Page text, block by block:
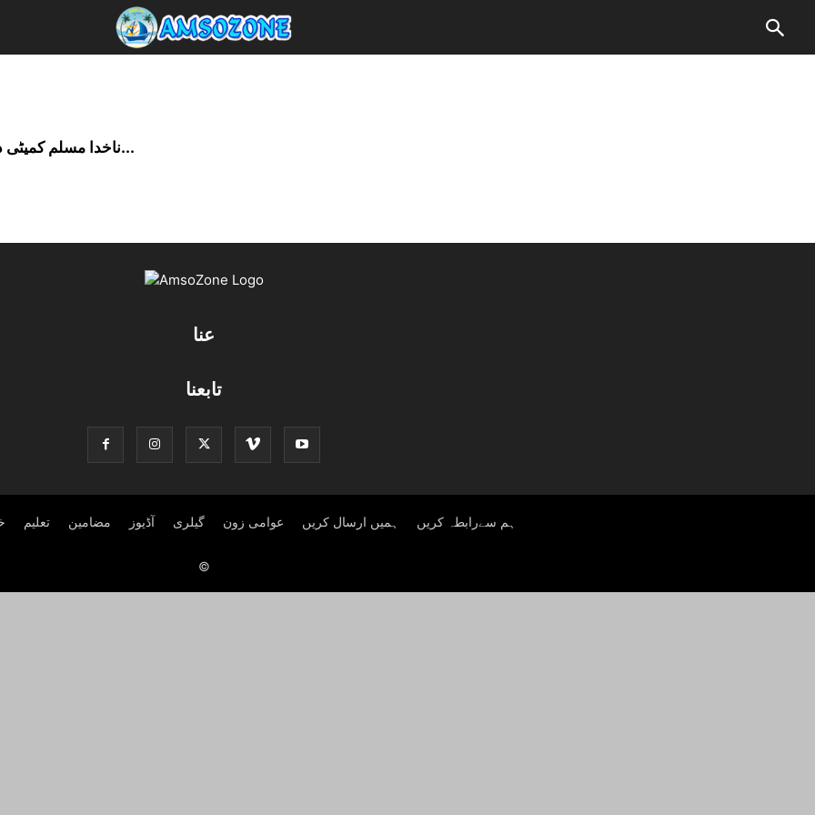
ناخدا مسلم کمیٹی دبئی کے فاؤنڈر ممبر جناب محمد علی ڈانگی...
عنا
تابعنا
تعلیم مضامین آڈیوز گیلری عوامی زون ہمیں ارسال کریں ہم سےرابطہ کریں
©